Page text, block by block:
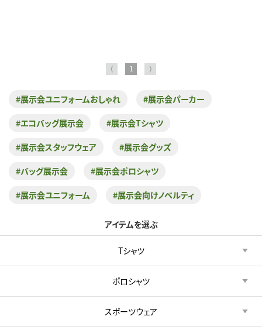
⟨ 1 ⟩
#展示会ユニフォームおしゃれ #展示会パーカー
#エコバッグ展示会 #展示会Tシャツ
#展示会スタッフウェア #展示会グッズ
#バッグ展示会 #展示会ポロシャツ
#展示会ユニフォーム #展示会向けノベルティ
アイテムを選ぶ
Tシャツ
ポロシャツ
スポーツウェア